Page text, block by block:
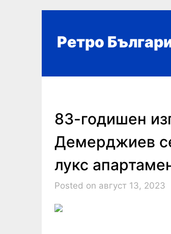
Ретро
83-годишен
Демерджиев
лукс
Posted on август 13, 2023